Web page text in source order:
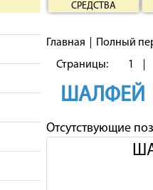
СРЕДСТВА
Главная
Полный
Страницы:
1
ШАЛФЕЙ
Отсутствующие